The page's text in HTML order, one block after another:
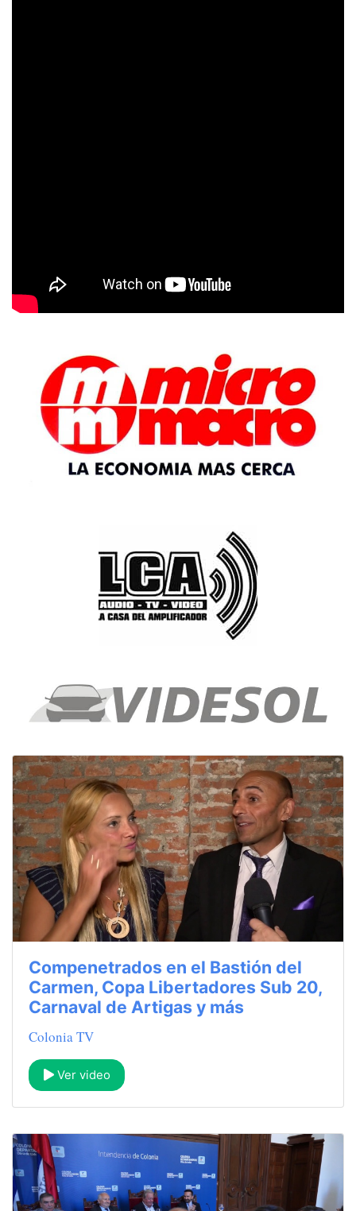
Compenetrados en el Bastión del
Carmen, Copa Libertadores Sub 20,
Carnaval de Artigas y más
Colonia TV
Ver video